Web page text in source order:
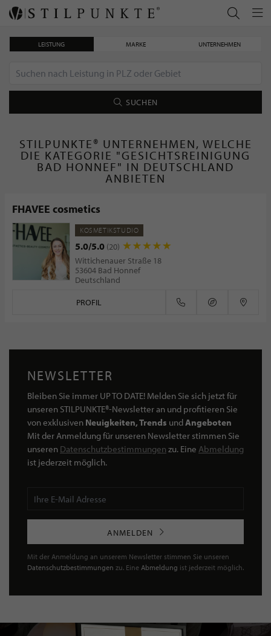
LEISTUNG MARKE UNTERNEHMEN
SUCHEN
STILPUNKTE® UNTERNEHMEN, WELCHE
DIE KATEGORIE "GESICHTSREINIGUNG
BAD HONNEF" IN DEUTSCHLAND
ANBIETEN
FHAVEE cosmetics
KOSMETIKSTUDIO
5.0/5.0 (20)
Wittichenauer Straße 18
53604 Bad Honnef
Deutschland
PROFIL
NEWSLETTER
Bleiben Sie immer UP TO DATE! Melden Sie sich jetzt für
unseren STILPUNKTE®-Newsletter an und profitieren Sie
von exklusiven Neuigkeiten, Trends undAngeboten
Mit der Anmeldung für unseren Newsletter stimmen Sie
unseren Datenschutzbestimmungen zu. Eine Abmeldung
ist jederzeit möglich.
ANMELDEN
Mit der Anmeldung an unserem Newsletter stimmen Sie unseren
Datenschutzbestimmungen zu. Eine Abmeldung ist jederzeit möglich.